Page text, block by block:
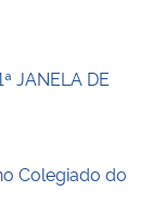
JANELA DE
Colegiado do